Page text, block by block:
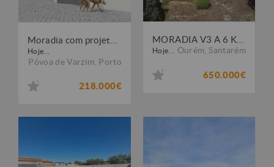
Hoje...
Póvoa de Varzim Porto
218.000€
Hoje... Ourém Santarém
650.000€